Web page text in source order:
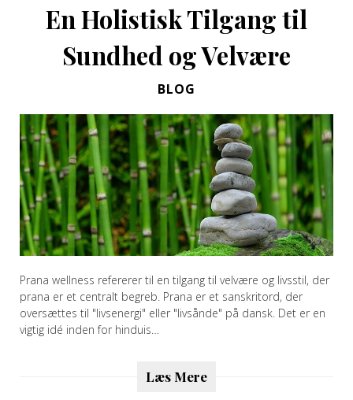
En Holistisk Tilgang til
Sundhed og Velvære
BLOG
Prana wellness refererer til en tilgang til velvære og livsstil, der
prana er et centralt begreb. Prana er et sanskritord, der
oversættes til "livsenergi" eller "livsånde" på dansk. Det er en
vigtig idé inden for hinduis…
Læs Mere